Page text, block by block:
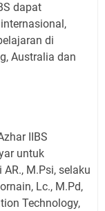
dapat
di
Australia dan
IIBS
untuk
M.Psi, selaku
Lc., M.Pd,
Technology,